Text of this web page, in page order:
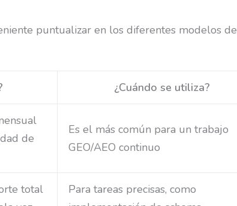
puntualizar en los diferentes modelos de
¿Cuándo se utiliza?
de
Es el más común para un trabajo
GEO/AEO continuo
total
Para tareas precisas, como